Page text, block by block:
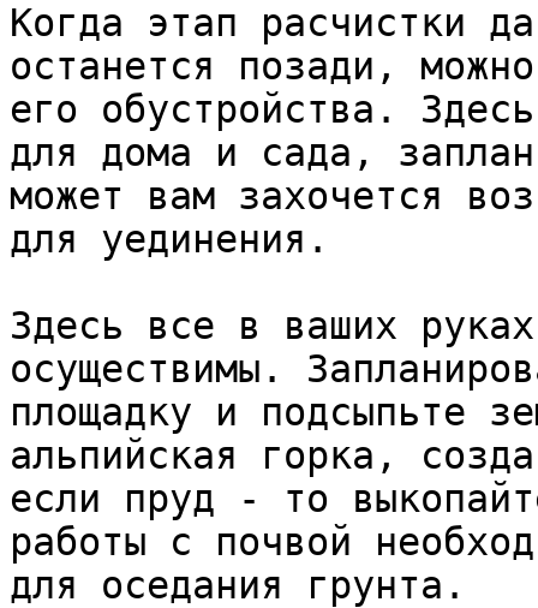
Когда этап расчистки
останется позади,
его обустройства.
для дома и сада,
может вам захочется
для уединения.
Здесь все в ваших
осуществимы.
площадку и подсыпьте
альпийская горка,
если пруд - то
работы с почвой
для оседания грунта.